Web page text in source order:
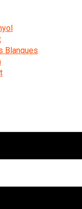
Blanques